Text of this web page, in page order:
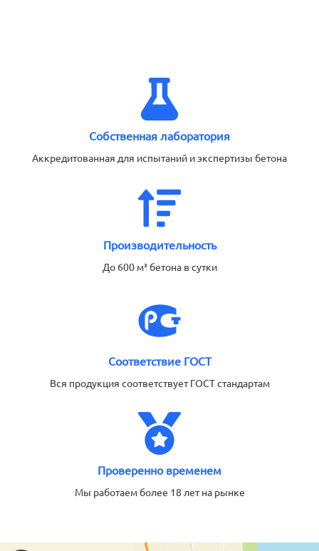
Собственная лаборатория
Аккредитованная для испытаний и экспертизы бетона
Производительность
До 600 м³ бетона в сутки
Соответствие ГОСТ
Вся продукция соответствует ГОСТ стандартам
Проверенно временем
Мы работаем более 18 лет на рынке